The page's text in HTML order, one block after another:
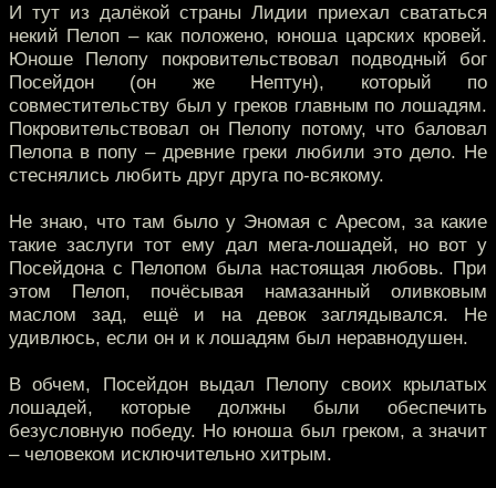
И тут из далёкой страны Лидии приехал свататься
некий Пелоп – как положено, юноша царских кровей.
Юноше Пелопу покровительствовал подводный бог
Посейдон (он же Нептун), который по
совместительству был у греков главным по лошадям.
Покровительствовал он Пелопу потому, что баловал
Пелопа в попу – древние греки любили это дело. Не
стеснялись любить друг друга по-всякому.
Не знаю, что там было у Эномая с Аресом, за какие
такие заслуги тот ему дал мега-лошадей, но вот у
Посейдона с Пелопом была настоящая любовь. При
этом Пелоп, почёсывая намазанный оливковым
маслом зад, ещё и на девок заглядывался. Не
удивлюсь, если он и к лошадям был неравнодушен.
В обчем, Посейдон выдал Пелопу своих крылатых
лошадей, которые должны были обеспечить
безусловную победу. Но юноша был греком, а значит
– человеком исключительно хитрым.